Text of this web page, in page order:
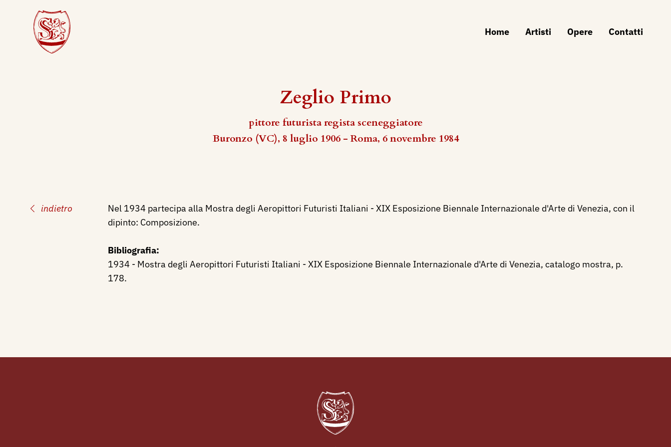
Home Artisti Opere Contatti
Zeglio Primo
pittore futurista regista sceneggiatore
Buronzo (VC), 8 luglio 1906 - Roma, 6 novembre 1984
indietro
Nel 1934 partecipa alla Mostra degli Aeropittori Futuristi Italiani - XIX Esposizione Biennale Internazionale d'Arte di Venezia, con il
dipinto: Composizione.
Bibliografia:
1934 - Mostra degli Aeropittori Futuristi Italiani - XIX Esposizione Biennale Internazionale d'Arte di Venezia, catalogo mostra, p.
178.